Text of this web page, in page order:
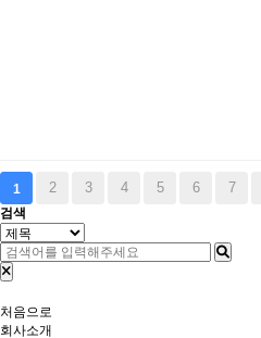
1 2 3 4 5 6 7
검색
처음으로
회사소개